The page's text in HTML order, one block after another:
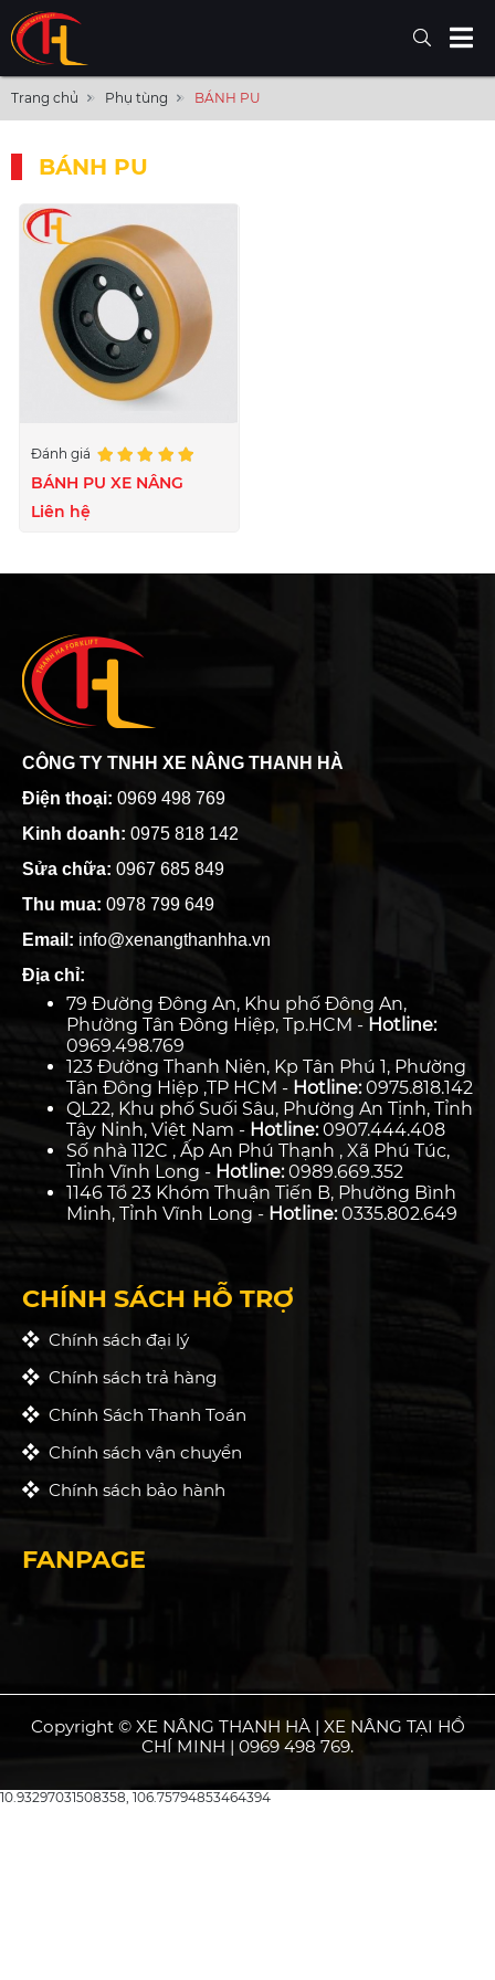
Trang chủ Phụ tùng BÁNH PU
BÁNH PU
Đánh giá
BÁNH PU XE NÂNG
Liên hệ
CÔNG TY TNHH XE NÂNG THANH HÀ
Điện thoại: 0969 498 769
Kinh doanh: 0975 818 142
Sửa chữa: 0967 685 849
Thu mua: 0978 799 649
Email: info@xenangthanhha.vn
Địa chỉ:
79 Đường Đông An, Khu phố Đông An,
Phường Tân Đông Hiệp, Tp.HCM - Hotline:
0969.498.769
123 Đường Thanh Niên, Kp Tân Phú 1, Phường
Tân Đông Hiệp ,TP HCM - Hotline:0975.818.142
QL22, Khu phố Suối Sâu, Phường An Tịnh, Tỉnh
Tây Ninh, Việt Nam - Hotline:0907.444.408
Số nhà 112C , Ấp An Phú Thạnh , Xã Phú Túc,
Tỉnh Vĩnh Long - Hotline:0989.669.352
1146 Tổ 23 Khóm Thuận Tiến B, Phường Bình
Minh, Tỉnh Vĩnh Long - Hotline:0335.802.649
CHÍNH SÁCH HỖ TRỢ
Chính sách đại lý
Chính sách trả hàng
Chính Sách Thanh Toán
Chính sách vận chuyển
Chính sách bảo hành
FANPAGE
Copyright © XE NÂNG THANH HÀ | XE NÂNG TẠI HỒ
CHÍ MINH | 0969 498 769.
10.93297031508358, 106.75794853464394